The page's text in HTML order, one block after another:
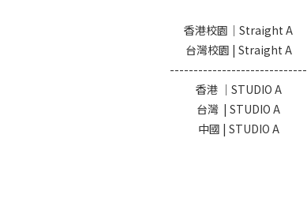
香港校園｜Straight A
台灣校園 | Straight A
-----------------------------
香港 ｜STUDIO A
台灣 | STUDIO A
中國 | STUDIO A